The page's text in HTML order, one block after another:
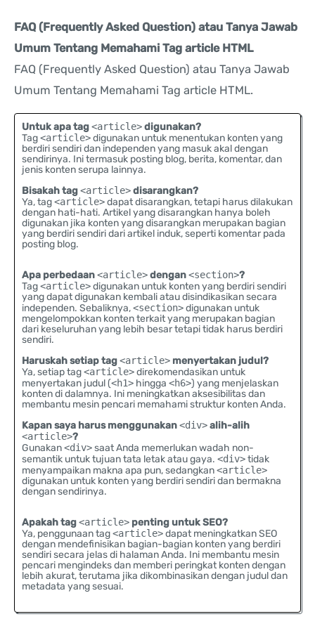
FAQ (Frequently Asked Question) atau Tanya Jawab
Umum Tentang Memahami Tag article HTML
FAQ (Frequently Asked Question) atau Tanya Jawab
Umum Tentang Memahami Tag article HTML.
Untuk apa tag<article>digunakan?
Tag<article>digunakan untuk menentukan konten yang
berdiri sendiri dan independen yang masuk akal dengan
sendirinya. Ini termasuk posting blog, berita, komentar, dan
jenis konten serupa lainnya.
Bisakah tag<article>disarangkan?
Ya, tag<article>dapat disarangkan, tetapi harus dilakukan
dengan hati-hati. Artikel yang disarangkan hanya boleh
digunakan jika konten yang disarangkan merupakan bagian
yang berdiri sendiri dari artikel induk, seperti komentar pada
posting blog.
Apa perbedaan<article>dengan<section>?
Tag<article>digunakan untuk konten yang berdiri sendiri
yang dapat digunakan kembali atau disindikasikan secara
independen. Sebaliknya,<section>digunakan untuk
mengelompokkan konten terkait yang merupakan bagian
dari keseluruhan yang lebih besar tetapi tidak harus berdiri
sendiri.
Haruskah setiap tag<article> menyertakan judul?
Ya, setiap tag<article>direkomendasikan untuk
menyertakan judul (<h1> hingga <h6>) yang menjelaskan
konten di dalamnya. Ini meningkatkan aksesibilitas dan
membantu mesin pencari memahami struktur konten Anda.
Kapan saya harus menggunakan<div>alih-alih
<article>?
Gunakan<div>saat Anda memerlukan wadah non-
semantik untuk tujuan tata letak atau gaya. <div>tidak
menyampaikan makna apa pun, sedangkan<article>
digunakan untuk konten yang berdiri sendiri dan bermakna
dengan sendirinya.
Apakah tag<article> penting untuk SEO?
Ya, penggunaan tag<article>dapat meningkatkan SEO
dengan mendefinisikan bagian-bagian konten yang berdiri
sendiri secara jelas di halaman Anda. Ini membantu mesin
pencari mengindeks dan memberi peringkat konten dengan
lebih akurat, terutama jika dikombinasikan dengan judul dan
metadata yang sesuai.